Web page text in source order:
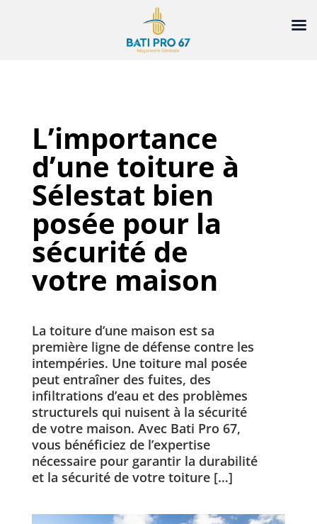
L’importance
d’une toiture à
Sélestat bien
posée pour la
sécurité de
votre maison
La toiture d’une maison est sa
première ligne de défense contre les
intempéries. Une toiture mal posée
peut entraîner des fuites, des
infiltrations d’eau et des problèmes
structurels qui nuisent à la sécurité
de votre maison. Avec Bati Pro 67,
vous bénéficiez de l’expertise
nécessaire pour garantir la durabilité
et la sécurité de votre toiture […]